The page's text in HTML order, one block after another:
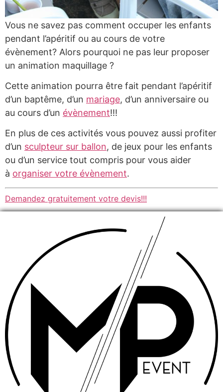
Vous ne savez pas comment occuper les enfants
pendant l’apéritif ou au cours de votre
évènement? Alors pourquoi ne pas leur proposer
un animation maquillage ?
Cette animation pourra être fait pendant l’apéritif
d’un baptême, d’un mariage, d’un anniversaire ou
au cours d’un évènement!!!
En plus de ces activités vous pouvez aussi profiter
d’un sculpteur sur ballon, de jeux pour les enfants
ou d’un service tout compris pour vous aider
à organiser votre évènement.
Demandez gratuitement votre devis!!!